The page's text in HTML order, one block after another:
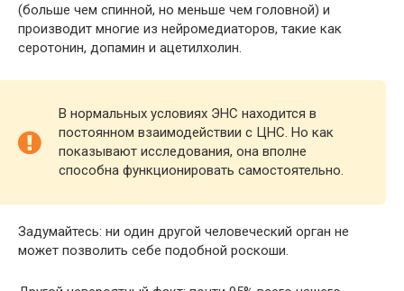
(больше чем спинной, но меньше чем головной) и
производит многие из нейромедиаторов, такие как
серотонин, допамин и ацетилхолин.
В нормальных условиях ЭНС находится в
постоянном взаимодействии с ЦНС. Но как
показывают исследования, она вполне
способна функционировать самостоятельно.
Задумайтесь: ни один другой человеческий орган не
может позволить себе подобной роскоши.